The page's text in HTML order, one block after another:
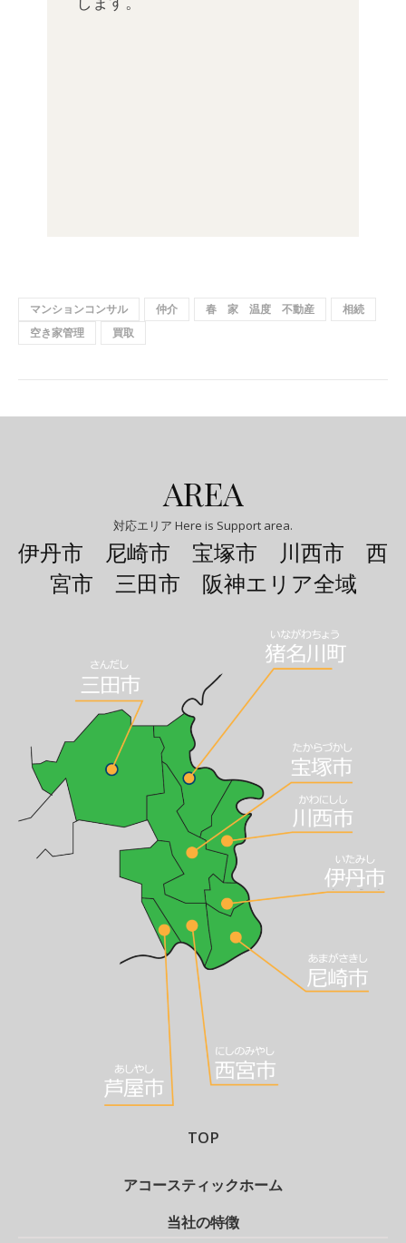
マンションコンサル 仲介 春 家 温度 不動産
相続
空き家管理
買取
AREA
対応エリア Here is Support area.
伊丹市 尼崎市 宝塚市 川西市 西
宮市 三田市 阪神エリア全域
TOP
アコースティックホーム
当社の特徴